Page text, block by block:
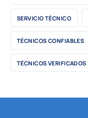
SERVICIO TÉCNICO
TÉCNICOS CONFIABLES
TÉCNICOS VERIFICADOS